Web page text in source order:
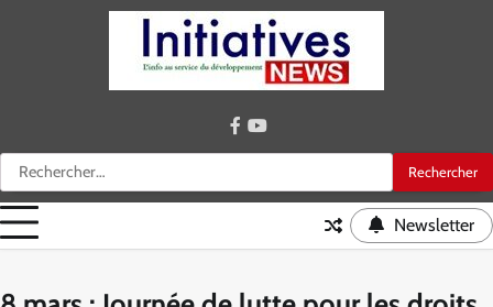
Rechercher :
facebook
youtube
Newsletter